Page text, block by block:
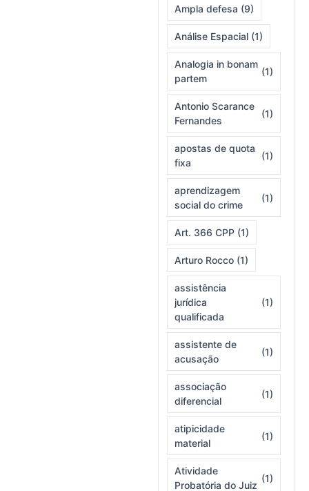
Ampla defesa (9)
Análise Espacial (1)
Analogia in bonam
partem
(1)
Antonio Scarance
Fernandes
(1)
apostas de quota
fixa
(1)
aprendizagem
social do crime
(1)
Art. 366 CPP (1)
Arturo Rocco (1)
assistência
jurídica
qualificada
(1)
assistente de
acusação
(1)
associação
diferencial
(1)
atipicidade
material
(1)
Atividade
Probatória do Juiz
(1)